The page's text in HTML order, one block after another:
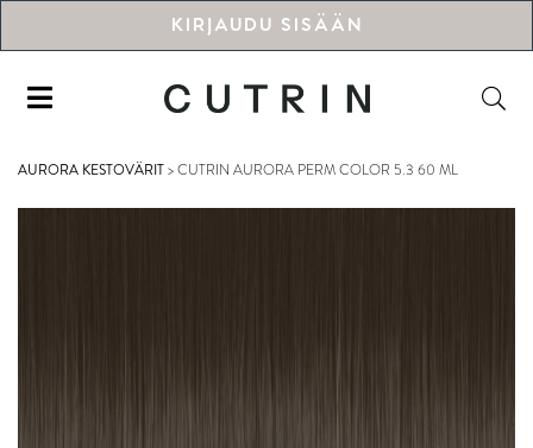
KIRJAUDU SISÄÄN
AURORA KESTOVÄRIT>CUTRIN AURORA PERM COLOR 5.3 60 ML